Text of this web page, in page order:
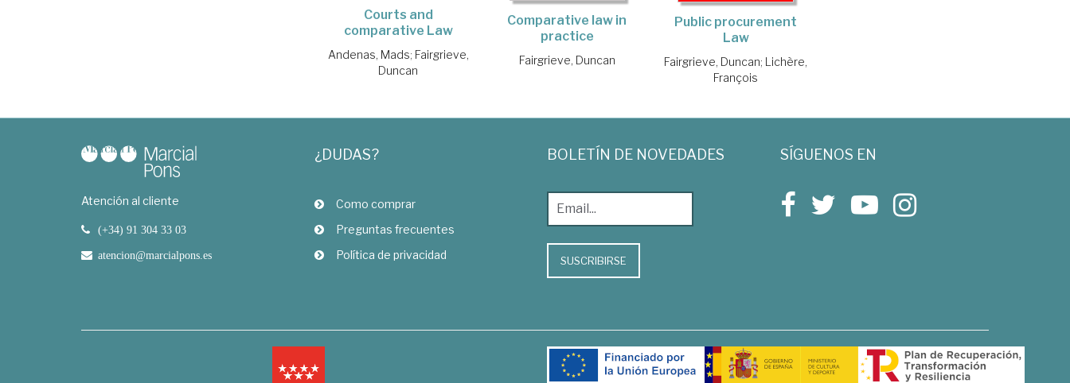
Courts and
comparative Law
Andenas, Mads; Fairgrieve,
Duncan
Comparative law in
practice
Fairgrieve, Duncan
Public procurement
Law
Fairgrieve, Duncan; Lichère,
François
Atención al cliente
(+34) 91 304 33 03
atencion@marcialpons.es
¿DUDAS?
Como comprar
Preguntas frecuentes
Política de privacidad
BOLETÍN DE NOVEDADES
SUSCRIBIRSE
SÍGUENOS EN